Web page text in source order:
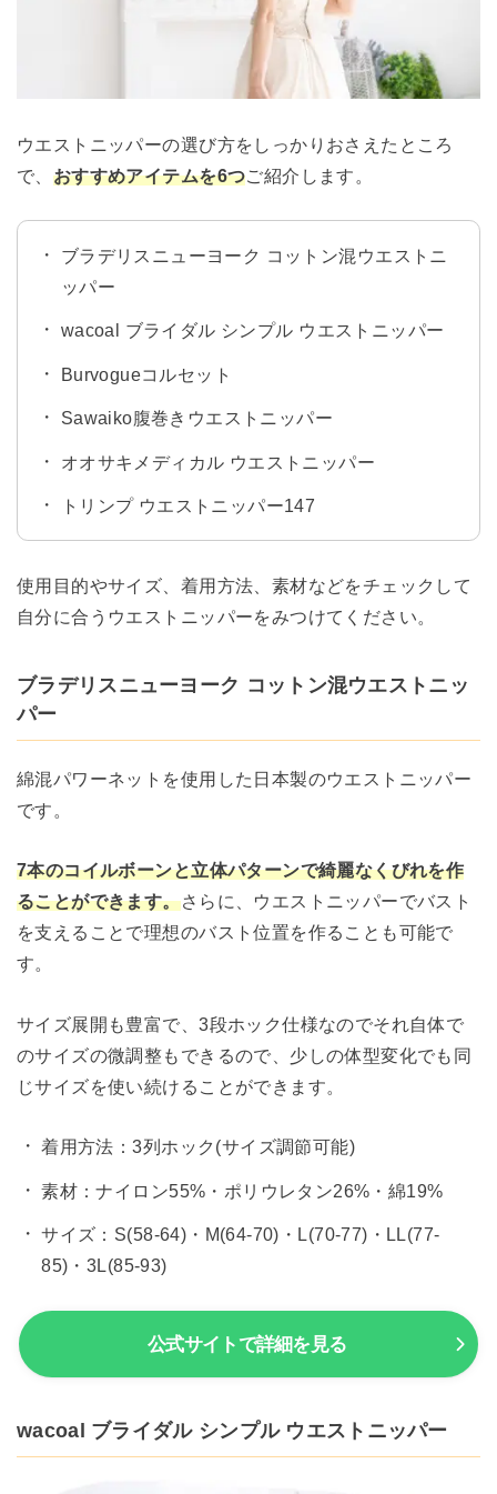
ウエストニッパーの選び方をしっかりおさえたところ
で、 おすすめアイテムを6つご紹介します。
ブラデリスニューヨーク コットン混ウエストニ
ッパー
wacoal ブライダル シンプル ウエストニッパー
Burvogueコルセット
Sawaiko腹巻きウエストニッパー
オオサキメディカル ウエストニッパー
トリンプ ウエストニッパー147
使用目的やサイズ、着用方法、素材などをチェックして
自分に合うウエストニッパーをみつけてください。
ブラデリスニューヨーク コットン混ウエストニッ
パー
綿混パワーネットを使用した日本製のウエストニッパー
です。
7本のコイルボーンと立体パターンで綺麗なくびれを作
ることができます。さらに、ウエストニッパーでバスト
を支えることで理想のバスト位置を作ることも可能で
す。
サイズ展開も豊富で、3段ホック仕様なのでそれ自体で
のサイズの微調整もできるので、少しの体型変化でも同
じサイズを使い続けることができます。
着用方法：3列ホック(サイズ調節可能)
素材：ナイロン55%・ポリウレタン26%・綿19%
サイズ：S(58-64)・M(64-70)・L(70-77)・LL(77-
85)・3L(85-93)
公式サイトで詳細を見る
wacoal ブライダル シンプル ウエストニッパー